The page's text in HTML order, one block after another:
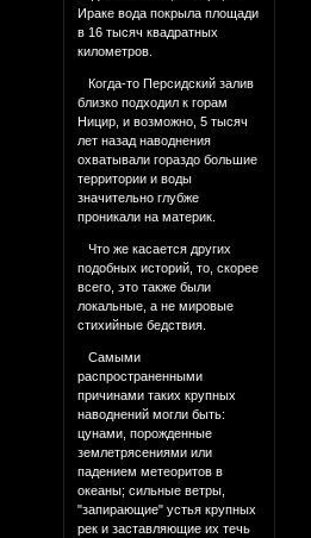
Ираке вода покрыла площади
в 16 тысяч квадратных
километров.
Когда-то Персидский залив
близко подходил к горам
Ницир, и возможно, 5 тысяч
лет назад наводнения
охватывали гораздо большие
территории и воды
значительно глубже
проникали на материк.
Что же касается других
подобных историй, то, скорее
всего, это также были
локальные, а не мировые
стихийные бедствия.
Самыми
распространенными
причинами таких крупных
наводнений могли быть:
цунами, порожденные
землетрясениями или
падением метеоритов в
океаны; сильные ветры,
"запирающие" устья крупных
рек и заставляющие их течь